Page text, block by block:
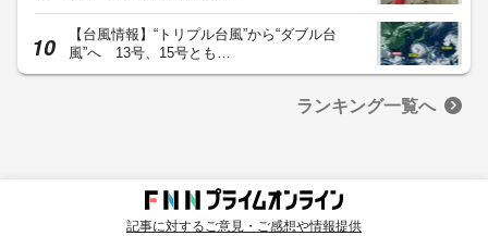
【台風情報】“トリプル台風”から“ダブル台
風”へ 13号、15号とも…
ランキング一覧へ
記事に対するご意見・ご感想や情報提供